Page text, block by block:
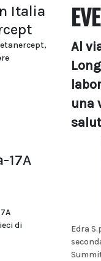
Italia
17A
di
Al
una
Edra